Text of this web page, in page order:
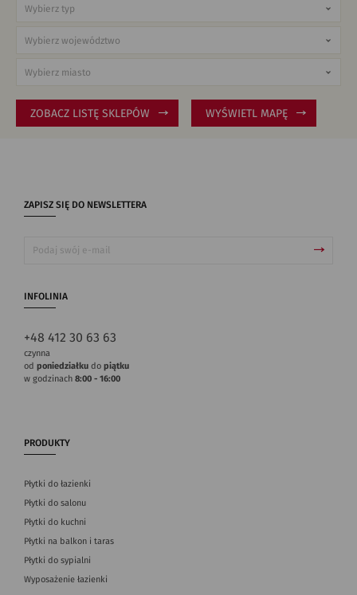
ZOBACZ LISTĘ SKLEPÓW WYŚWIETL MAPĘ
ZAPISZ SIĘ DO NEWSLETTERA
INFOLINIA
+48 412 30 63 63
czynna
od poniedziałku do piątku
w godzinach 8:00 - 16:00
PRODUKTY
Płytki do łazienki
Płytki do salonu
Płytki do kuchni
Płytki na balkon i taras
Płytki do sypialni
Wyposażenie łazienki